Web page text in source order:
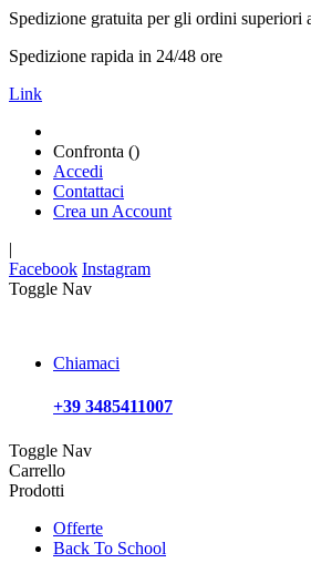
Spedizione gratuita per gli ordini superiori
Spedizione rapida in 24/48 ore
Link
Confronta ()
Accedi
Contattaci
Crea un Account
|
Facebook Instagram
Toggle Nav
Chiamaci
+39 3485411007
Toggle Nav
Carrello
Prodotti
Offerte
Back To School